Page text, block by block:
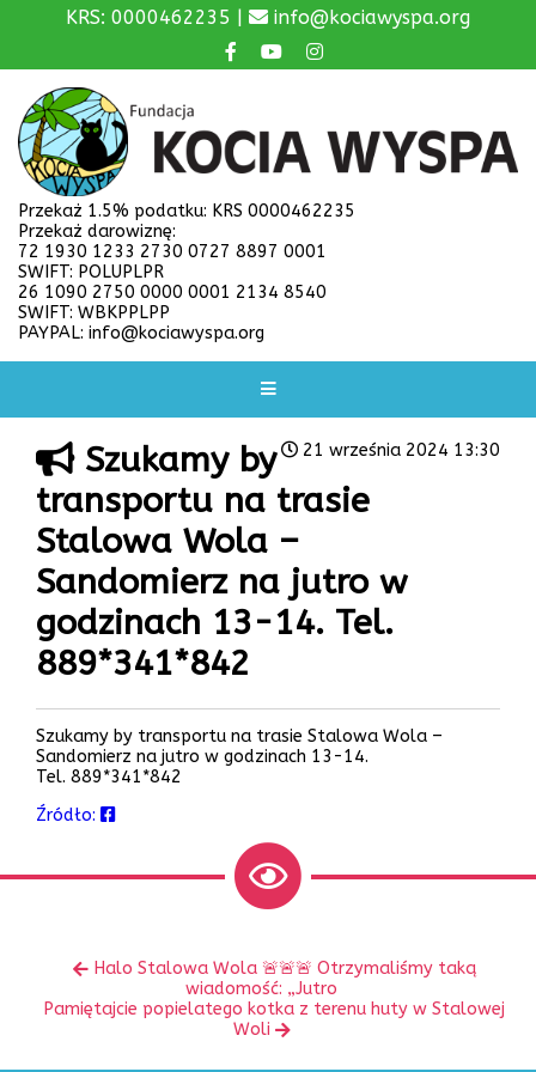
KRS: 0000462235 | info@kociawyspa.org
Przekaż 1.5% podatku: KRS 0000462235
Przekaż darowiznę:
72 1930 1233 2730 0727 8897 0001
SWIFT: POLUPLPR
26 1090 2750 0000 0001 2134 8540
SWIFT: WBKPPLPP
PAYPAL: info@kociawyspa.org
21 września 2024 13:30
Szukamy by
transportu na trasie
Stalowa Wola –
Sandomierz na jutro w
godzinach 13-14. Tel.
889*341*842
Szukamy by transportu na trasie Stalowa Wola –
Sandomierz na jutro w godzinach 13-14.
Tel. 889*341*842
Źródło:
Poprzedni
Halo Stalowa Wola 🚨🚨🚨 Otrzymaliśmy taką
wiadomość: „Jutro
Następny
Pamiętajcie popielatego kotka z terenu huty w Stalowej
Woli